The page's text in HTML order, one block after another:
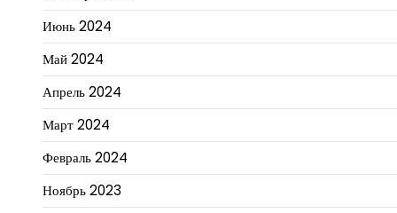
Июнь 2024
Май 2024
Апрель 2024
Март 2024
Февраль 2024
Ноябрь 2023